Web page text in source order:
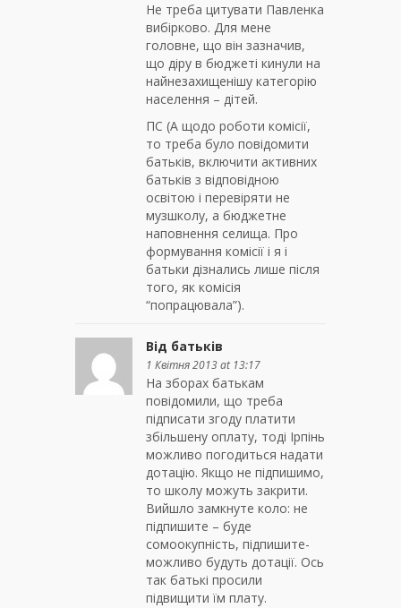
Не треба цитувати Павленка
вибірково. Для мене
головне, що він зазначив,
що діру в бюджеті кинули на
найнезахищенішу категорію
населення – дітей.
ПС (А щодо роботи комісії,
то треба було повідомити
батьків, включити активних
батьків з відповідною
освітою і перевіряти не
музшколу, а бюджетне
наповнення селища. Про
формування комісії і я і
батьки дізнались лише після
того, як комісія
“попрацювала”).
Від батьків
1 Квітня 2013 at 13:17
На зборах батькам
повідомили, що треба
підписати згоду платити
збільшену оплату, тоді Ірпінь
можливо погодиться надати
дотацію. Якщо не підпишимо,
то школу можуть закрити.
Вийшло замкнуте коло: не
підпишите – буде
сомоокупність, підпишите-
можливо будуть дотації. Ось
так батькі просили
підвищити їм плату.